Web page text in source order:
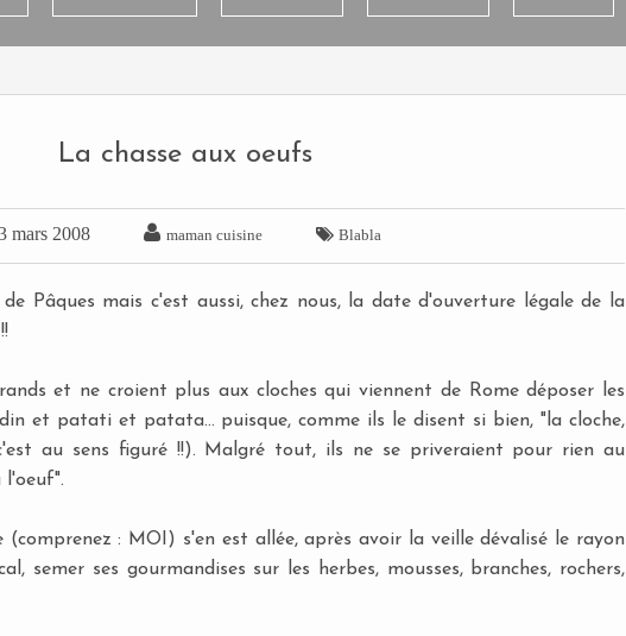
La chasse aux oeufs
mars 2008  maman cuisine  Blabla
Pâques mais c'est aussi, chez nous, la date d'ouverture légale de la
et ne croient plus aux cloches qui viennent de Rome déposer les
et patati et patata... puisque, comme ils le disent si bien, "la cloche,
au sens figuré !!). Malgré tout, ils ne se priveraient pour rien au
l'oeuf".
(comprenez : MOI) s'en est allée, après avoir la veille dévalisé le rayon
semer ses gourmandises sur les herbes, mousses, branches, rochers,